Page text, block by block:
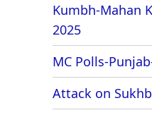
Kumbh-Mahan
2025
MC Polls-
Attack on